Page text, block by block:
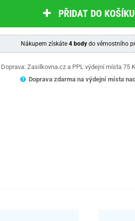
PŘIDAT DO KOŠÍKU
Nákupem získáte 4 bodydo věrnostního
Doprava: Zasilkovna.cz a PPL výdejní místa 75
Doprava zdarma na výdejní místa